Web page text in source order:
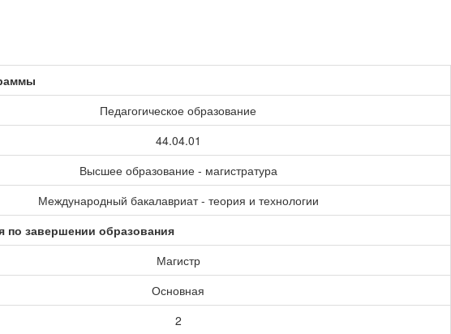
Педагогическое образование
44.04.01
Высшее образование - магистратура
Международный бакалавриат - теория и технологии
по завершении образования
Магистр
Основная
2